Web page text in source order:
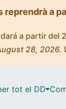
a
a partir del
28, 2026.
tot el DD